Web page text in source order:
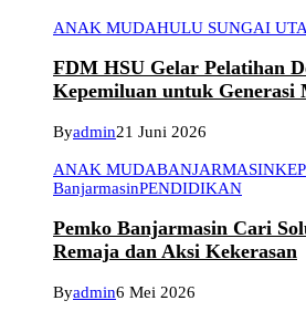
ANAK MUDAHULU SUNGAI
FDM HSU Gelar Pelatihan
Kepemiluan untuk Generasi
Byadmin21 Juni 2026
ANAK MUDABANJARMASIN
BanjarmasinPENDIDIKAN
Pemko Banjarmasin Cari
Remaja dan Aksi Kekerasan
Byadmin6 Mei 2026